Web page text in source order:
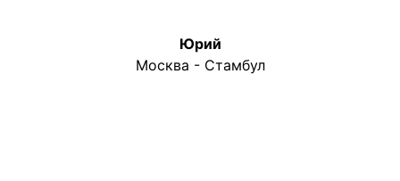
Юрий
Москва - Стамбул